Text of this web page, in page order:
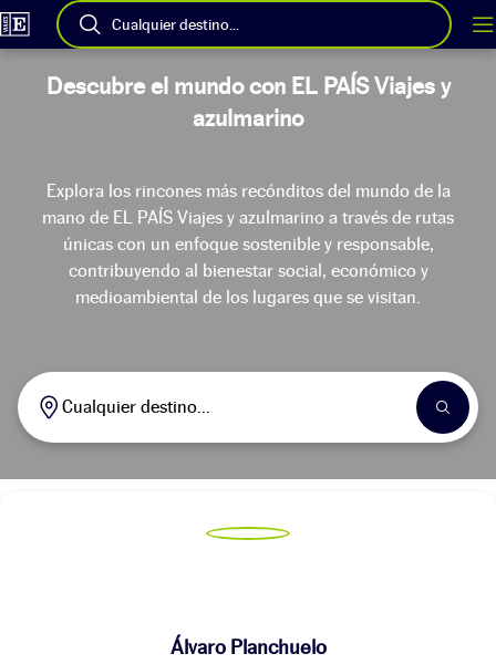
Cualquier destino...
Descubre el mundo con EL PAÍS Viajes y
azulmarino
Explora los rincones más recónditos del mundo de la
mano de EL PAÍS Viajes y azulmarino a través de rutas
únicas con un enfoque sostenible y responsable,
contribuyendo al bienestar social, económico y
medioambiental de los lugares que se visitan.
Álvaro Planchuelo
Cualquier destino...